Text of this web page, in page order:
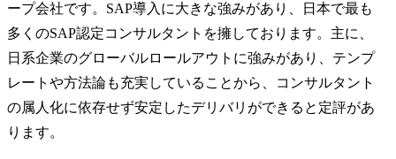
ープ会社です。SAP導入に大きな強みがあり、日本で最も
多くのSAP認定コンサルタントを擁しております。主に、
日系企業のグローバルロールアウトに強みがあり、テンプ
レートや方法論も充実していることから、コンサルタント
の属人化に依存せず安定したデリバリができると定評があ
ります。